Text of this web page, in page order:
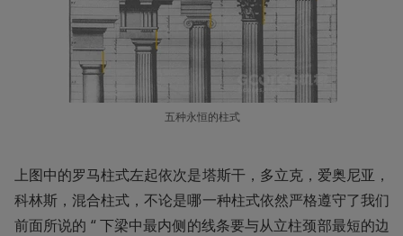
五种永恒的柱式
上图中的罗马柱式左起依次是塔斯干，多立克，爱奥尼亚，
科林斯，混合柱式，不论是哪一种柱式依然严格遵守了我们
前面所说的 “ 下梁中最内侧的线条要与从立柱颈部最短的边